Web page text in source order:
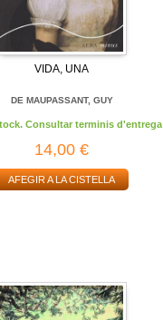
VIDA, UNA
DE MAUPASSANT, GUY
Consultar terminis d'entrega
14,00 €
AFEGIR A LA CISTELLA